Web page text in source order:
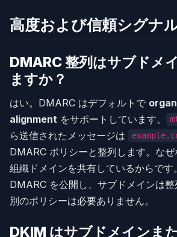
高度および信頼シグナ
DMARC 整列はサブドメ
ますか？
はい。DMARC はデフォルトで
alignment をサポートしています。
ら送信されたメッセージは
DMARC ポリシーと整列します。な
組織ドメインを共有しているからです
DMARC を公開し、サブドメインは整
別のポリシーは必要ありません。
DKIM はサブドメインま